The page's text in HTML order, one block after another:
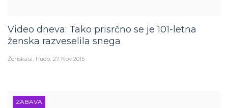
Video dneva: Tako prisrčno se je 101-letna
ženska razveselila snega
Ženska.si hudo 27. Nov 2015
ZABAVA